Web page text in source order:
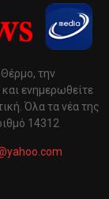
Θέρμο, την
ενημερωθείτε
Όλα τα νέα της
14312